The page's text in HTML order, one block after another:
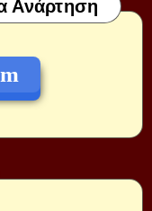
Ανάρτηση